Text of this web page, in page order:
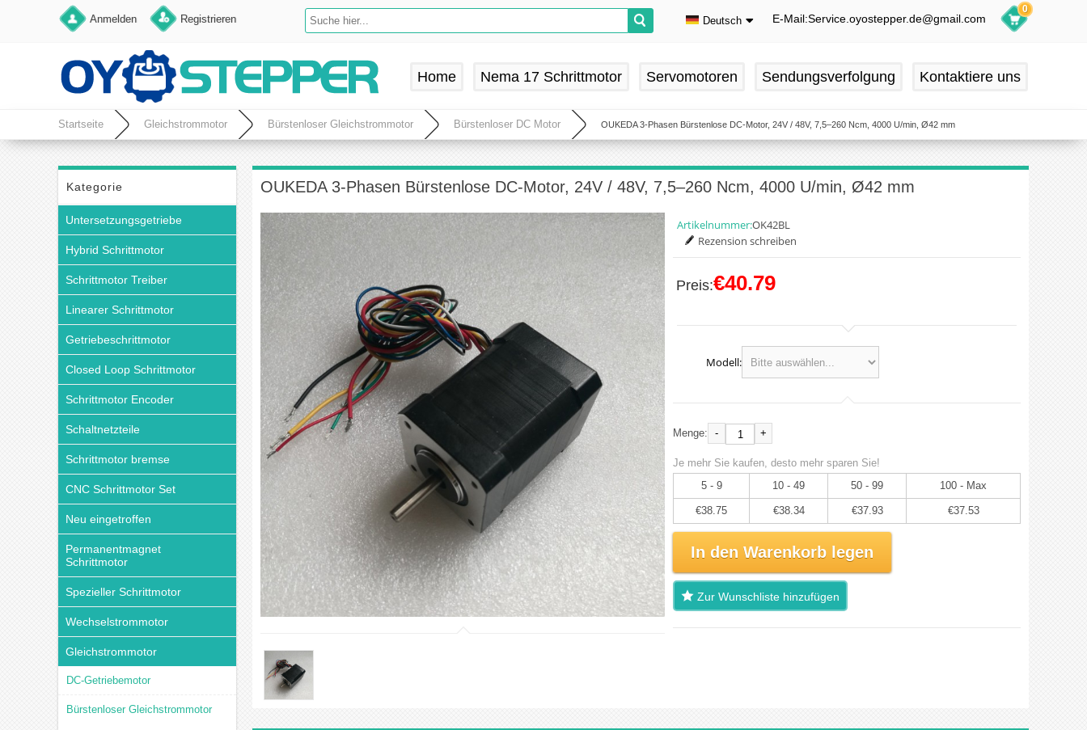
Anmelden Registrieren Deutsch
Deutsch
Español
E-Mail:Service.oyostepper.de@gmail.com
0
Home Nema 17 Schrittmotor Servomotoren Sendungsverfolgung Kontaktiere uns
Startseite Gleichstrommotor Bürstenloser Gleichstrommotor Bürstenloser DC Motor OUKEDA 3-Phasen Bürstenlose DC-Motor, 24V / 48V, 7,5–260 Ncm, 4000 U/min, Ø42 mm
Kategorie
Untersetzungsgetriebe
Hybrid Schrittmotor
Schrittmotor Treiber
Linearer Schrittmotor
Getriebeschrittmotor
Closed Loop Schrittmotor
Schrittmotor Encoder
Schaltnetzteile
Schrittmotor bremse
CNC Schrittmotor Set
Neu eingetroffen
Permanentmagnet
Schrittmotor
Spezieller Schrittmotor
Wechselstrommotor
Gleichstrommotor
DC-Getriebemotor
Bürstenloser Gleichstrommotor
OUKEDA 3-Phasen Bürstenlose DC-Motor, 24V / 48V, 7,5–260 Ncm, 4000 U/min, Ø42 mm
Artikelnummer:OK42BL
Rezension schreiben
Preis:€40.79
Modell:
Menge: - +
Je mehr Sie kaufen, desto mehr sparen Sie!
5 - 9
10 - 49 50 - 99 100 - Max
€38.75 €38.34 €37.93 €37.53
In den Warenkorb legen
Zur Wunschliste hinzufügen